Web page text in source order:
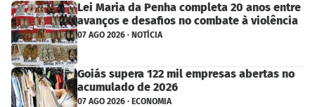
Lei Maria da Penha completa 20 anos entre
avanços e desafios no combate à violência
07 AGO 2026 · NOTÍCIA
Goiás supera 122 mil empresas abertas no
acumulado de 2026
07 AGO 2026 · ECONOMIA